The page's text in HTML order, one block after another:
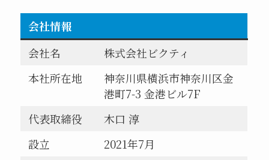
会社情報
会社名
株式会社ビクティ
本社所在地
神奈川県横浜市神奈川区金
港町7-3 金港ビル7F
代表取締役
木口 淳
設立
2021年7月